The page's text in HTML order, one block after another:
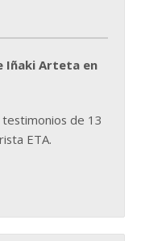
Iñaki Arteta en
de 13
ETA.